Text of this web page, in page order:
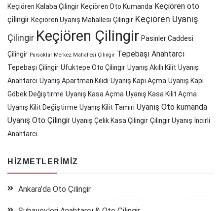
Keçiören Kalaba Çilingir Keçiören Oto Kumanda Keçiören oto
çilingir Keçiören Uyanış Mahallesi Çilingir Keçiören Uyanış
Çilingir Keçiören Çilingir Pasinler Caddesi
Çilingir Pursaklar Merkez Mahallesi Çilingir Tepebaşı Anahtarcı
Tepebaşı Çilingir Ufuktepe Oto Çilingir Uyanış Akıllı Kilit Uyanış
Anahtarcı Uyanış Apartman Kilidi Uyanış Kapı Açma Uyanış Kapı
Göbek Değiştirme Uyanış Kasa Açma Uyanış Kasa Kilit Açma
Uyanış Kilit Değiştirme Uyanış Kilit Tamiri Uyanış Oto kumanda
Uyanış Oto Çilingir Uyanış Çelik Kasa Çilingir Çilingir Uyanış İncirli
Anahtarcı
HIZMETLERIMIZ
Ankara’da Oto Çilingir